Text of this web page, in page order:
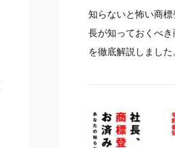
知らないと怖い商
長が知っておくべ
を徹底解説しました